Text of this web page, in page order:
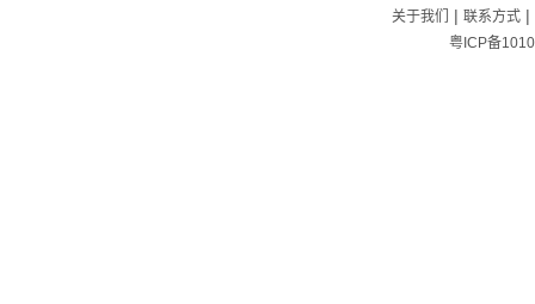
关于我们 | 联系方式|
粤ICP备